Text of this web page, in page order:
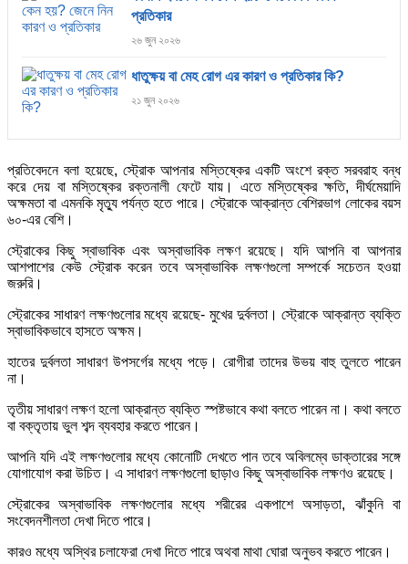
প্রতিকার
২৬ জুন ২০২৬
ধাতুক্ষয় বা মেহ রোগ এর কারণ ও প্রতিকার কি?
২১ জুন ২০২৬
প্রতিবেদনে বলা হয়েছে, স্ট্রোক আপনার মস্তিষ্কের একটি অংশে রক্ত সরবরাহ বন্ধ
করে দেয় বা মস্তিষ্কের রক্তনালী ফেটে যায়। এতে মস্তিষ্কের ক্ষতি, দীর্ঘমেয়াদি
অক্ষমতা বা এমনকি মৃত্যু পর্যন্ত হতে পারে। স্ট্রোকে আক্রান্ত বেশিরভাগ লোকের বয়স
৬০-এর বেশি।
স্ট্রোকের কিছু স্বাভাবিক এবং অস্বাভাবিক লক্ষণ রয়েছে। যদি আপনি বা আপনার
আশপাশের কেউ স্ট্রোক করেন তবে অস্বাভাবিক লক্ষণগুলো সম্পর্কে সচেতন হওয়া
জরুরি।
স্ট্রোকের সাধারণ লক্ষণগুলোর মধ্যে রয়েছে- মুখের দুর্বলতা। স্ট্রোকে আক্রান্ত ব্যক্তি
স্বাভাবিকভাবে হাসতে অক্ষম।
হাতের দুর্বলতা সাধারণ উপসর্গের মধ্যে পড়ে। রোগীরা তাদের উভয় বাহু তুলতে পারেন
না।
তৃতীয় সাধারণ লক্ষণ হলো আক্রান্ত ব্যক্তি স্পষ্টভাবে কথা বলতে পারেন না। কথা বলতে
বা বক্তৃতায় ভুল শব্দ ব্যবহার করতে পারেন।
আপনি যদি এই লক্ষণগুলোর মধ্যে কোনোটি দেখতে পান তবে অবিলম্বে ডাক্তারের সঙ্গে
যোগাযোগ করা উচিত। এ সাধারণ লক্ষণগুলো ছাড়াও কিছু অস্বাভাবিক লক্ষণও রয়েছে।
স্ট্রোকের অস্বাভাবিক লক্ষণগুলোর মধ্যে শরীরের একপাশে অসাড়তা, ঝাঁকুনি বা
সংবেদনশীলতা দেখা দিতে পারে।
কারও মধ্যে অস্থির চলাফেরা দেখা দিতে পারে অথবা মাথা ঘোরা অনুভব করতে পারেন।